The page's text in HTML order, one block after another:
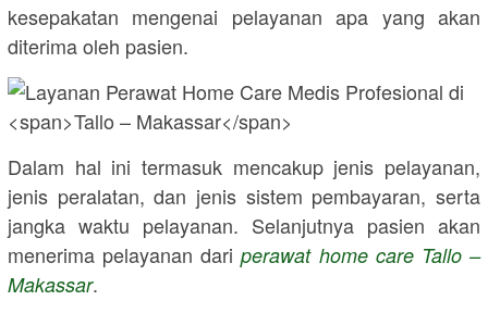
kesepakatan mengenai pelayanan apa yang akan
diterima oleh pasien.
Dalam hal ini termasuk mencakup jenis pelayanan,
jenis peralatan, dan jenis sistem pembayaran, serta
jangka waktu pelayanan. Selanjutnya pasien akan
menerima pelayanan dariperawat home care Tallo –
Makassar.